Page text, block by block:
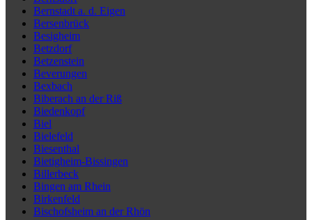
Bernstadt a. d. Eigen
Bersenbrück
Besigheim
Betzdorf
Betzenstein
Beverungen
Bexbach
Biberach an der Riß
Biedenkopf
Biel
Bielefeld
Biesenthal
Bietigheim-Bissingen
Billerbeck
Bingen am Rhein
Birkenfeld
Bischofsheim an der Rhön